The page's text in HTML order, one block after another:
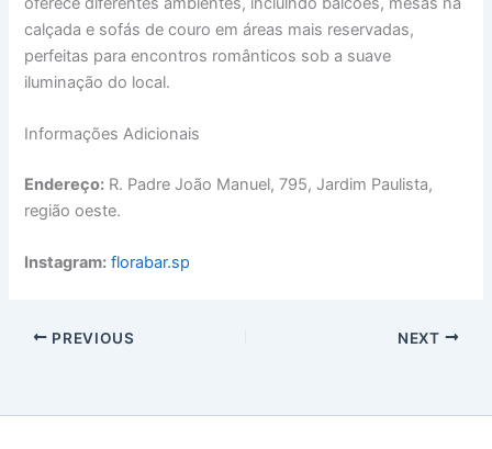
calçada e sofás de couro em áreas mais reservadas,
perfeitas para encontros românticos sob a suave
iluminação do local.
Informações Adicionais
Endereço: R. Padre João Manuel, 795, Jardim Paulista,
região oeste.
Instagram: florabar.sp
PREVIOUS NEXT